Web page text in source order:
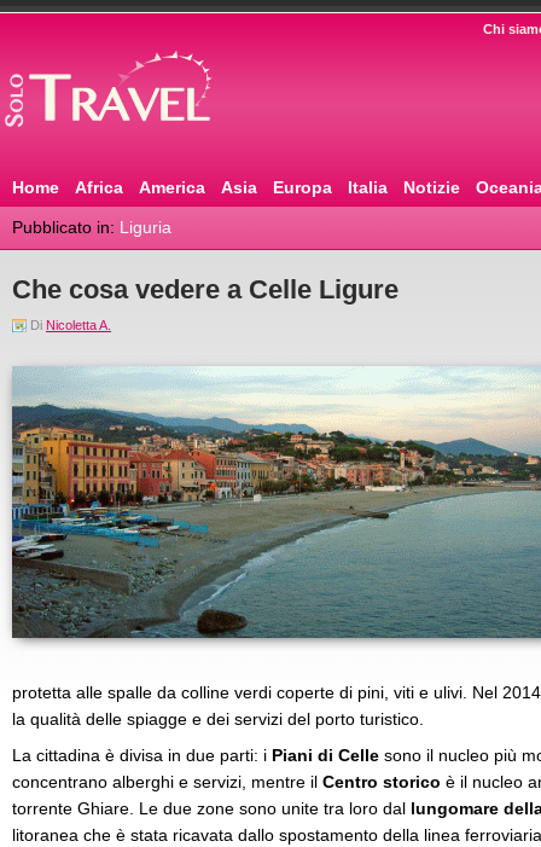
Chi
Home Africa America Asia Europa Italia Notizie
Pubblicato in: Liguria
Che cosa vedere a Celle Ligure
Di Nicoletta A.
protetta alle spalle da colline verdi coperte di pini, viti e ulivi. Nel
la qualità delle spiagge e dei servizi del porto turistico.
La cittadina è divisa in due parti: i Piani di Celle sono il nucleo più
concentrano alberghi e servizi, mentre il Centro storico è il nucleo
torrente Ghiare. Le due zone sono unite tra loro dal lungomare
litoranea che è stata ricavata dallo spostamento della linea